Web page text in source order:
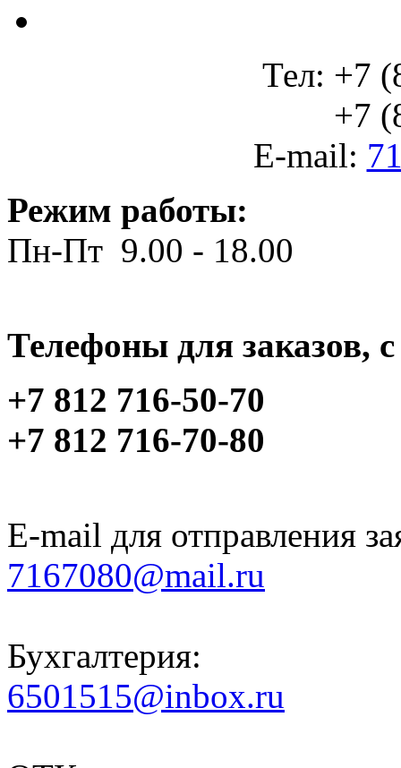
Тел: +7
+7
E-mail:
Режим работы:
Пн-Пт 9.00 - 18.00
Телефоны для заказов,
+7 812 716-50-70
+7 812 716-70-80
E-mail для отправления
7167080@mail.ru
Бухгалтерия:
6501515@inbox.ru